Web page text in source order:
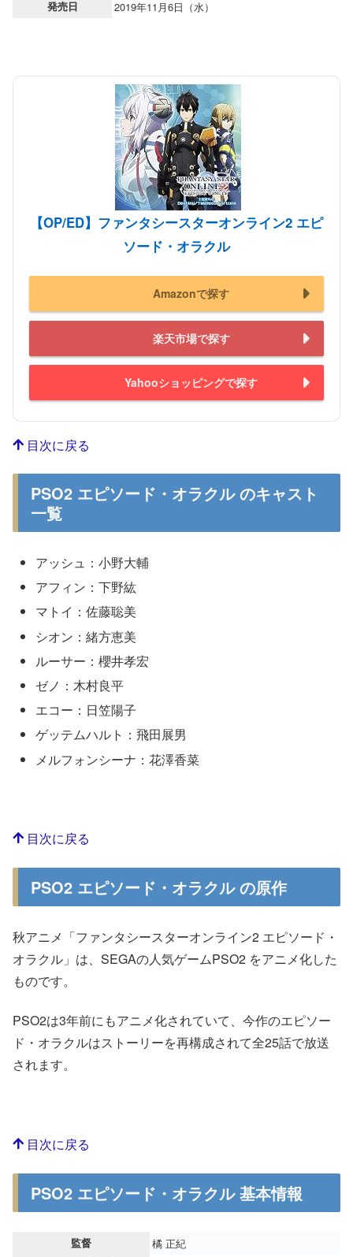
発売日 2019年11月6日（水）
【OP/ED】ファンタシースターオンライン2 エピ
ソード・オラクル
Amazonで探す
楽天市場で探す
Yahooショッピングで探す
目次に戻る
PSO2 エピソード・オラクル のキャスト
一覧
アッシュ：小野大輔
アフィン：下野紘
マトイ：佐藤聡美
シオン：緒方恵美
ルーサー：櫻井孝宏
ゼノ：木村良平
エコー：日笠陽子
ゲッテムハルト：飛田展男
メルフォンシーナ：花澤香菜
目次に戻る
PSO2 エピソード・オラクル の原作
秋アニメ「ファンタシースターオンライン2 エピソード・
オラクル」は、SEGAの人気ゲームPSO2 をアニメ化した
ものです。
PSO2は3年前にもアニメ化されていて、今作のエピソー
ド・オラクルはストーリーを再構成されて全25話で放送
されます。
目次に戻る
PSO2 エピソード・オラクル 基本情報
監督 橘 正紀